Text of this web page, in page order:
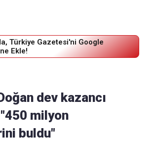
Türkiye Gazetesi'ni Google
Ekle!
dev kazancı
"450 milyon
buldu"